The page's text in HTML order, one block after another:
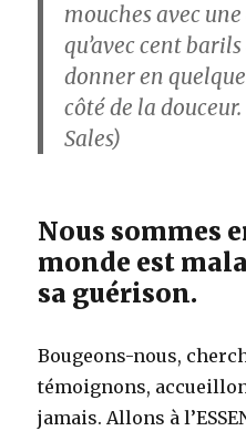
mouches avec
qu’avec cent
donner en
côté de la
Sales)
Nous sommes
monde est
sa guérison.
Bougeons-nous,
témoignons,
jamais. Allons à